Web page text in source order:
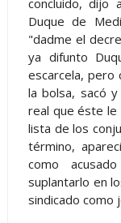
concluido, dijo
Duque de
"dadme el
ya difunto
escarcela, pero
la bolsa, sacó
real que éste le
lista de los
término,
como
suplantarlo en
sindicado como